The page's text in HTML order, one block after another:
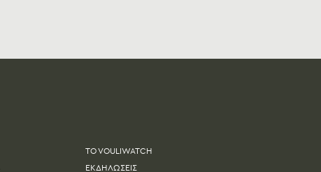
TO VOULIWATCH
ΕΚΔΗΛΩΣΕΙΣ